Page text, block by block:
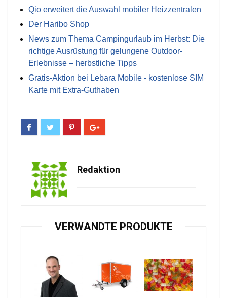
Qio erweitert die Auswahl mobiler Heizzentralen
Der Haribo Shop
News zum Thema Campingurlaub im Herbst: Die
richtige Ausrüstung für gelungene Outdoor-
Erlebnisse – herbstliche Tipps
Gratis-Aktion bei Lebara Mobile - kostenlose SIM
Karte mit Extra-Guthaben
Redaktion
VERWANDTE PRODUKTE